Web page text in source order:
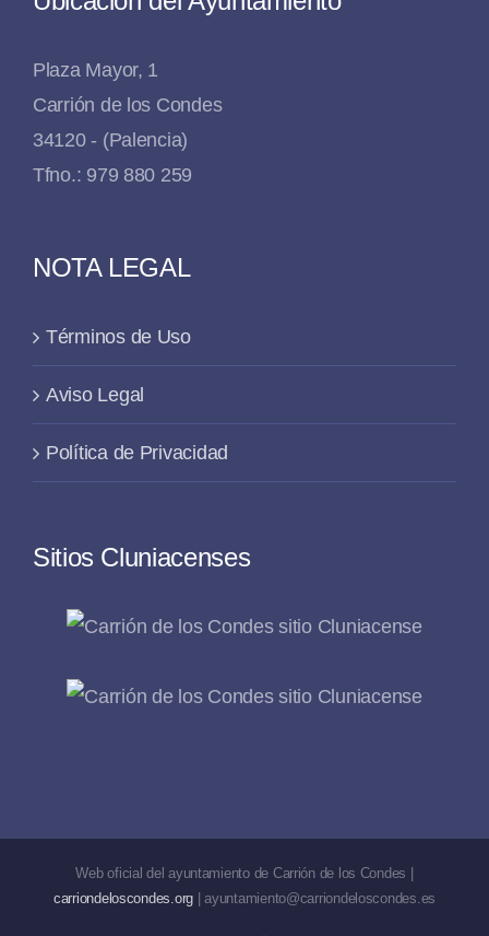
Plaza Mayor, 1
Carrión de los Condes
34120 - (Palencia)
Tfno.: 979 880 259
NOTA LEGAL
Términos de Uso
Aviso Legal
Política de Privacidad
Sitios Cluniacenses
Web oficial del ayuntamiento de Carrión de los Condes |
carriondeloscondes.org | ayuntamiento@carriondeloscondes.es